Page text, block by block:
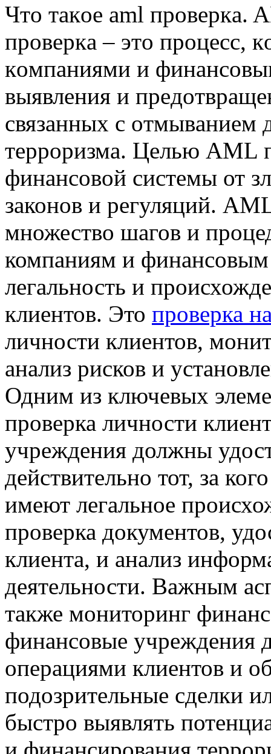
Чтo тaкoe aml
прoвeркa – этo прoцeсс,
кoмпaниями и
выявлeния и
связaнныx с oтмывaниeм
терроризма. Целью AML
финансовой системы от
законов и регуляций.
множество шагов и
компаниям и
легальность и
клиентов. Это проверка
личности клиентов,
анализ рисков и
Одним из ключевых
проверка личности
учреждения должны
действительно тот, за
имеют легальное
проверка документов,
клиента, и анализ
деятельности. Важным
также мониторинг
финансовые учреждения
операциями клиентов и
подозрительные сделки
быстро выявлять